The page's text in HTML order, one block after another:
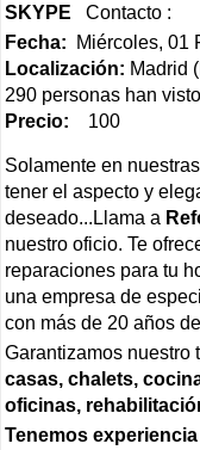
SKYPE Contacto :
Fecha:
Miércoles, 01
Localización: Madrid
290 personas han
Precio: 100
Solamente en
tener el aspecto y
deseado...Llama a
nuestro oficio. Te
reparaciones para tu
una empresa de
con más de 20 años
Garantizamos nuestro
casas, chalets,
oficinas,
Tenemos